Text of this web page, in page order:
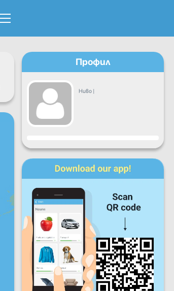
Профил
Ниво |
Прогрес
Пон Сря Чет
Съб Нед
Дневен прогрес
Месечен прогрес